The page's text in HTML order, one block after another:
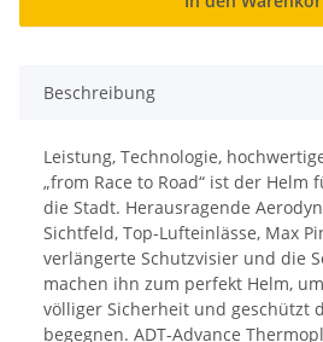
Beschreibung
Leistung, Technologie,
„from Race to Road“ ist der Helm
die Stadt. Herausragende
Sichtfeld, Top-Lufteinlässe, Max
verlängerte Schutzvisier und die
machen ihn zum perfekt Helm,
völliger Sicherheit und geschützt
begegnen. ADT-Advance